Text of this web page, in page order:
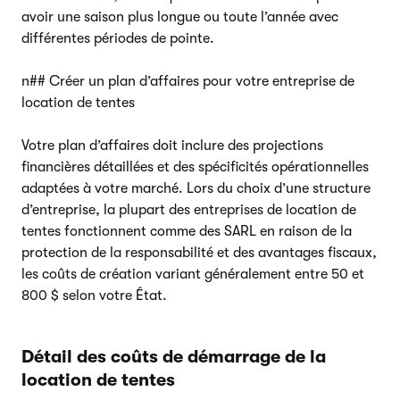
avoir une saison plus longue ou toute l’année avec
différentes périodes de pointe.
n## Créer un plan d’affaires pour votre entreprise de
location de tentes
Votre plan d’affaires doit inclure des projections
financières détaillées et des spécificités opérationnelles
adaptées à votre marché. Lors du choix d’une structure
d’entreprise, la plupart des entreprises de location de
tentes fonctionnent comme des SARL en raison de la
protection de la responsabilité et des avantages fiscaux,
les coûts de création variant généralement entre 50 et
800 $ selon votre État.
Détail des coûts de démarrage de la
location de tentes